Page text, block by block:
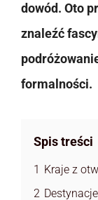
dowód. Oto
znaleźć
formalności.
Spis treści
1
Kraje z
2